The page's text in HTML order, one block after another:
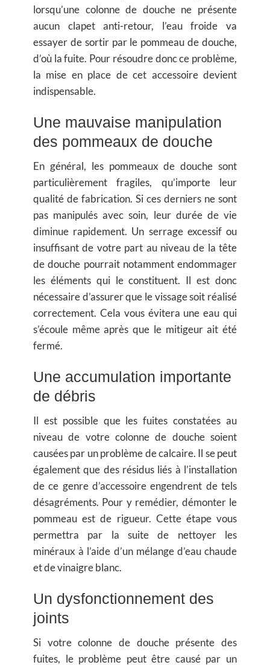
lorsqu’une colonne de douche ne présente
aucun clapet anti-retour, l’eau froide va
essayer de sortir par le pommeau de douche,
d’où la fuite. Pour résoudre donc ce problème,
la mise en place de cet accessoire devient
indispensable.
Une mauvaise manipulation
des pommeaux de douche
En général, les pommeaux de douche sont
particulièrement fragiles, qu’importe leur
qualité de fabrication. Si ces derniers ne sont
pas manipulés avec soin, leur durée de vie
diminue rapidement. Un serrage excessif ou
insuffisant de votre part au niveau de la tête
de douche pourrait notamment endommager
les éléments qui le constituent. Il est donc
nécessaire d’assurer que le vissage soit réalisé
correctement. Cela vous évitera une eau qui
s’écoule même après que le mitigeur ait été
fermé.
Une accumulation importante
de débris
Il est possible que les fuites constatées au
niveau de votre colonne de douche soient
causées par un problème de calcaire. Il se peut
également que des résidus liés à l’installation
de ce genre d’accessoire engendrent de tels
désagréments. Pour y remédier, démonter le
pommeau est de rigueur. Cette étape vous
permettra par la suite de nettoyer les
minéraux à l’aide d’un mélange d’eau chaude
et de vinaigre blanc.
Un dysfonctionnement des
joints
Si votre colonne de douche présente des
fuites, le problème peut être causé par un